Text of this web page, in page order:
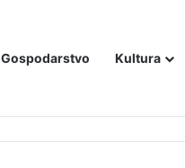
Gospodarstvo Kultura